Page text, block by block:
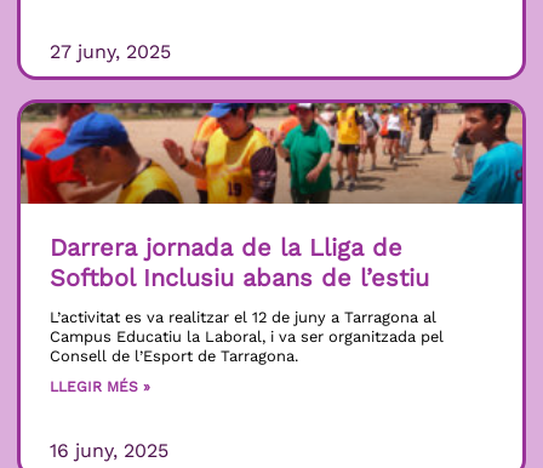
27 juny, 2025
Darrera jornada de la Lliga de
Softbol Inclusiu abans de l’estiu
L’activitat es va realitzar el 12 de juny a Tarragona al
Campus Educatiu la Laboral, i va ser organitzada pel
Consell de l’Esport de Tarragona.
LLEGIR MÉS »
16 juny, 2025